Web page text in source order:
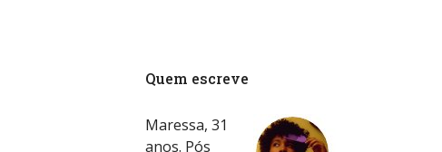
Quem escreve
Maressa, 31
anos. Pós